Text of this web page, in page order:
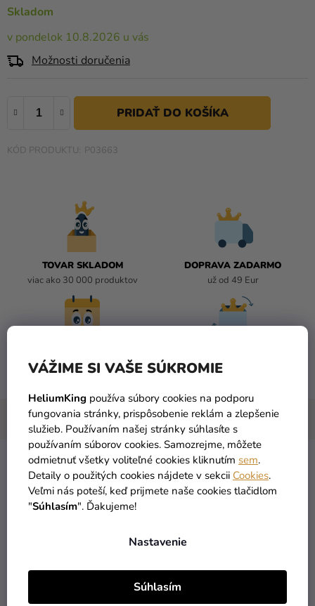
VÁŽIME SI VAŠE SÚKROMIE
HeliumKing používa súbory cookies na podporu
fungovania stránky, prispôsobenie reklám a zlepšenie
služieb. Používaním našej stránky súhlasíte s
používaním súborov cookies. Samozrejme, môžete
odmietnuť všetky voliteľné cookies kliknutím sem.
Detaily o použitých cookies nájdete v sekcii Cookies.
Veľmi nás poteší, keď prijmete naše cookies tlačidlom
"Súhlasím". Ďakujeme!
Nastavenie
Súhlasím
Sviatky
Kreatívne
potreby
produkty
Výpredaj
Kontakt
5
hviezdičiek.
Skladom
v pondelok 10.8.2026 u vás
Možnosti doručenia
P03663
TOVAR SKLADOM
viac ako 30 000 produktov
DOPRAVA ZADARMO
už od 49 Eur
po objednaní
máme zadarmo
Príprava a pečeniedomácich rožkov či bagiet nie je vôbec
zložité ani náročné. Snepriľnavou formousi pripravíte až 2
ks francúzskych bagiet či rožkov. Vďaka dierkovanému
bude hotové pečivo chrumkavé a dokonalo upečené.